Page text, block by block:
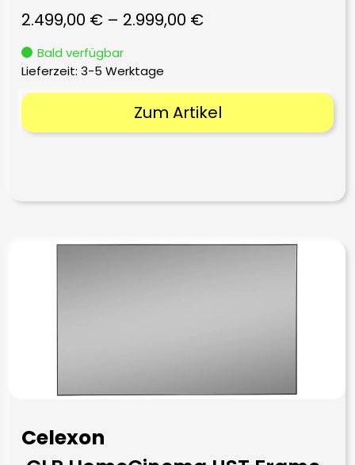
2.499,00 € – 2.999,00 €
Bald verfügbar
Lieferzeit: 3-5 Werktage
Zum Artikel
Celexon